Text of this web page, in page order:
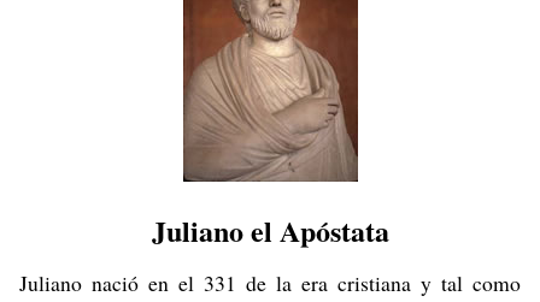
Juliano el Apóstata
Juliano nació en el 331 de la era cristiana y tal como